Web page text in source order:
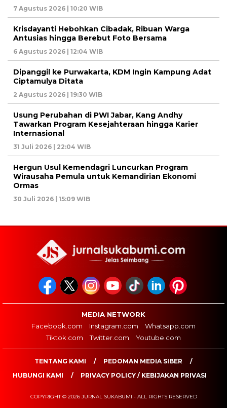
7 Agustus 2026 | 10:20 WIB
Krisdayanti Hebohkan Cibadak, Ribuan Warga
Antusias hingga Berebut Foto Bersama
6 Agustus 2026 | 12:04 WIB
Dipanggil ke Purwakarta, KDM Ingin Kampung Adat
Ciptamulya Ditata
2 Agustus 2026 | 19:30 WIB
Usung Perubahan di PWI Jabar, Kang Andhy
Tawarkan Program Kesejahteraan hingga Karier
Internasional
31 Juli 2026 | 22:04 WIB
Hergun Usul Kemendagri Luncurkan Program
Wirausaha Pemula untuk Kemandirian Ekonomi
Ormas
30 Juli 2026 | 15:09 WIB
MEDIA NETWORK
Facebook.com
Instagram.com
Whatsapp.com
Tiktok.com
Twitter.com Youtube.com
TENTANG KAMI
PEDOMAN MEDIA SIBER
HUBUNGI KAMI
PRIVACY POLICY / KEBIJAKAN PRIVASI
COPYRIGHT © 2026 JURNAL SUKABUMI - ALL RIGHTS RESERVED